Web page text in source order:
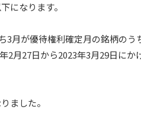
になります。
3月が優待権利確定月の銘柄の
2月27日から2023年3月29日に
ました。